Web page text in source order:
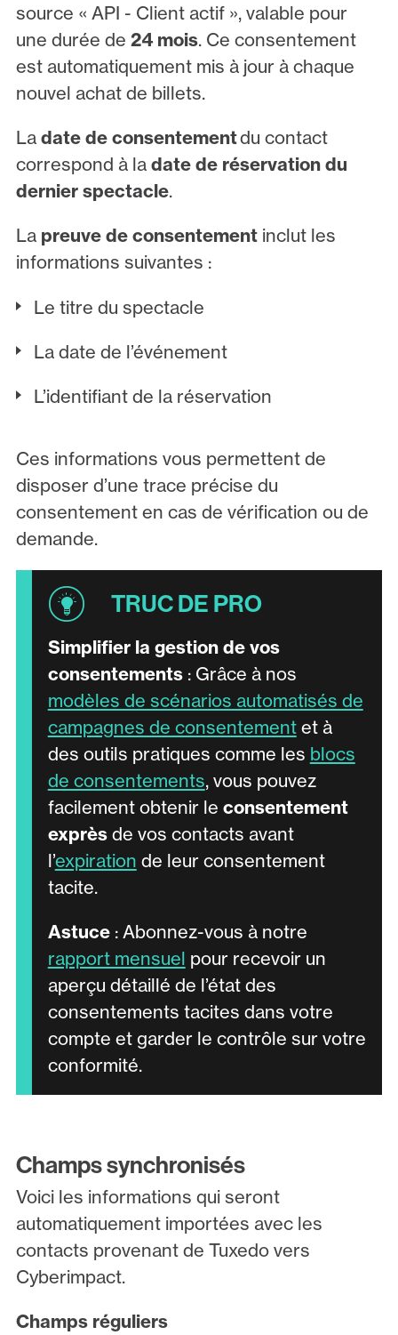
source « API - Client actif », valable pour
une durée de 24 mois. Ce consentement
est automatiquement mis à jour à chaque
nouvel achat de billets.
La date de consentementdu contact
correspond à la date de réservation du
dernier spectacle.
La preuve de consentementinclut les
informations suivantes :
Le titre du spectacle
La date de l’événement
L’identifiant de la réservation
Ces informations vous permettent de
disposer d’une trace précise du
consentement en cas de vérification ou de
demande.
Simplifier la gestion de vos
consentements: Grâce à nos
modèles de scénarios automatisés de
campagnes de consentementet à
des outils pratiques comme les blocs
de consentements, vous pouvez
facilement obtenir le consentement
exprèsde vos contacts avant
l’expiration de leur consentement
tacite.
Astuce: Abonnez-vous à notre
rapport mensuel pour recevoir un
aperçu détaillé de l’état des
consentements tacites dans votre
compte et garder le contrôle sur votre
conformité.
Champs synchronisés
Voici les informations qui seront
automatiquement importées avec les
contacts provenant de Tuxedo vers
Cyberimpact.
Champs réguliers